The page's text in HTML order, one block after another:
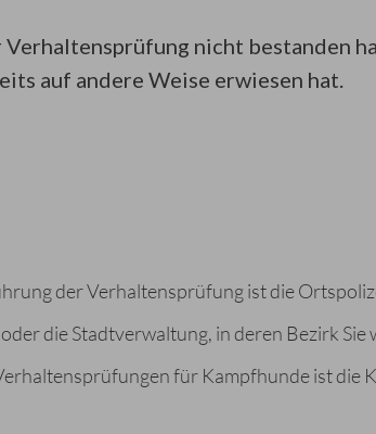
nicht bestanden
auf andere Weise erwiesen hat.
der Verhaltensprüfung ist die
die Stadtverwaltung, in deren Bezirk Sie
für Kampfhunde ist die